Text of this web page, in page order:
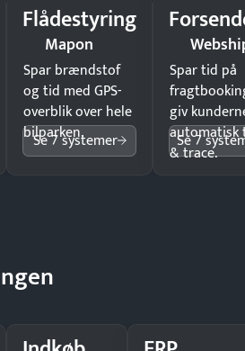
Flådestyring
Mapon
Spar brændstof
og tid med GPS-
overblik over hele
bilparken.
Se 7 systemer
Spar tid på
giv
automatisk
& trace.
Se 7